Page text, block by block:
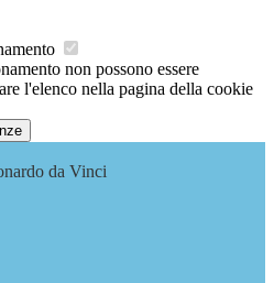
non possono essere
l'elenco nella pagina della cookie
da Vinci